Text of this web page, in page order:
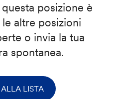
posizione è
altre posizioni
o invia la tua
spontanea.
LISTA